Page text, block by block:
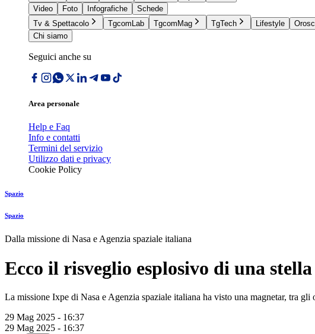
Video
Foto Infografiche
Schede
Tv & Spettacolo
TgcomLab TgcomMag TgTech Lifestyle
Chi siamo
Seguici anche su
Area personale
Help e Faq
Info e contatti
Termini del servizio
Utilizzo dati e privacy
Cookie Policy
Spazio
Spazio
Dalla missione di Nasa e Agenzia spaziale italiana
Ecco il risveglio esplosivo di una
La missione Ixpe di Nasa e Agenzia spaziale italiana ha visto una magnetar, tra
29 Mag 2025 - 16:37
29 Mag 2025 - 16:37